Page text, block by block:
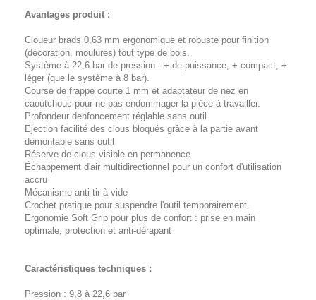
Avantages produit :
Cloueur brads 0,63 mm ergonomique et robuste pour finition
(décoration, moulures) tout type de bois.
Système à 22,6 bar de pression : + de puissance, + compact, +
léger (que le système à 8 bar).
Course de frappe courte 1 mm et adaptateur de nez en
caoutchouc pour ne pas endommager la pièce à travailler.
Profondeur denfoncement réglable sans outil
Ejection facilité des clous bloqués grâce à la partie avant
démontable sans outil
Réserve de clous visible en permanence
Échappement d'air multidirectionnel pour un confort d'utilisation
accru
Mécanisme anti-tir à vide
Crochet pratique pour suspendre l'outil temporairement.
Ergonomie Soft Grip pour plus de confort : prise en main
optimale, protection et anti-dérapant
Caractéristiques techniques :
Pression : 9,8 à 22,6 bar